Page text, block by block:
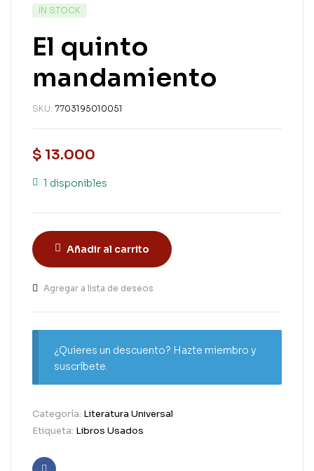
IN STOCK
El quinto
mandamiento
SKU: 7703195010051
$ 13.000
1 disponibles
Añadir al carrito
Agregar a lista de deseos
¿Quieres un descuento? Hazte miembro y
suscríbete.
Categoría: Literatura Universal
Etiqueta: Libros Usados